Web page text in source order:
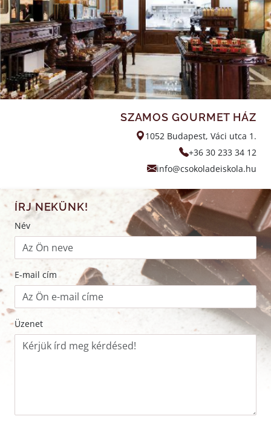
SZAMOS GOURMET HÁZ
1052 Budapest, Váci utca 1.
+36 30 233 34 12
info@csokoladeiskola.hu
ÍRJ NEKÜNK!
Név
E-mail cím
Üzenet